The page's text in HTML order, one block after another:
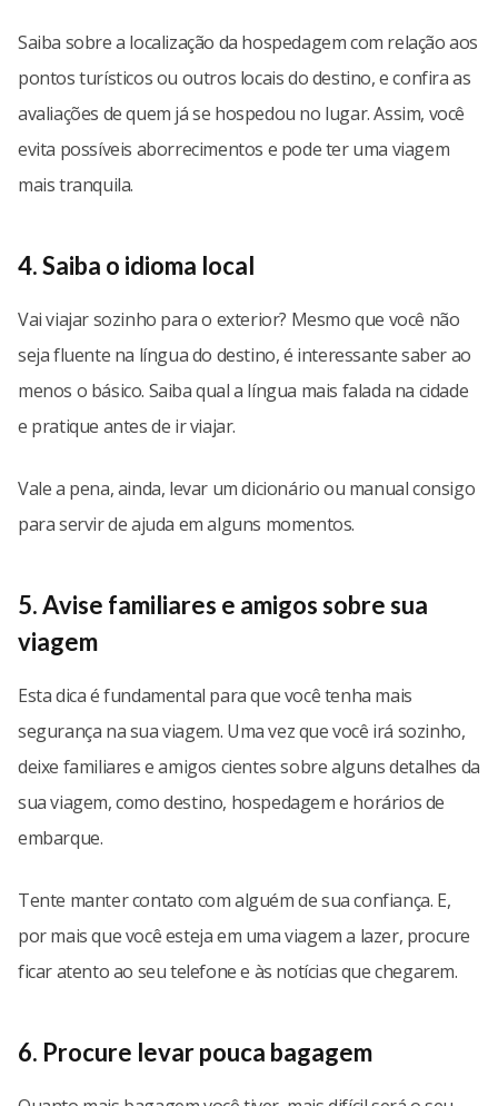
Saiba sobre a localização da hospedagem com relação aos
pontos turísticos ou outros locais do destino, e confira as
avaliações de quem já se hospedou no lugar. Assim, você
evita possíveis aborrecimentos e pode ter uma viagem
mais tranquila.
4. Saiba o idioma local
Vai viajar sozinho para o exterior? Mesmo que você não
seja fluente na língua do destino, é interessante saber ao
menos o básico. Saiba qual a língua mais falada na cidade
e pratique antes de ir viajar.
Vale a pena, ainda, levar um dicionário ou manual consigo
para servir de ajuda em alguns momentos.
5. Avise familiares e amigos sobre sua
viagem
Esta dica é fundamental para que você tenha mais
segurança na sua viagem. Uma vez que você irá sozinho,
deixe familiares e amigos cientes sobre alguns detalhes da
sua viagem, como destino, hospedagem e horários de
embarque.
Tente manter contato com alguém de sua confiança. E,
por mais que você esteja em uma viagem a lazer, procure
ficar atento ao seu telefone e às notícias que chegarem.
6. Procure levar pouca bagagem